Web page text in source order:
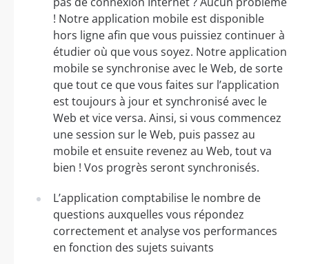
! Notre application mobile est disponible
hors ligne afin que vous puissiez continuer à
étudier où que vous soyez. Notre application
mobile se synchronise avec le Web, de sorte
que tout ce que vous faites sur l’application
est toujours à jour et synchronisé avec le
Web et vice versa. Ainsi, si vous commencez
une session sur le Web, puis passez au
mobile et ensuite revenez au Web, tout va
bien ! Vos progrès seront synchronisés.
L’application comptabilise le nombre de
questions auxquelles vous répondez
correctement et analyse vos performances
en fonction des sujets suivants